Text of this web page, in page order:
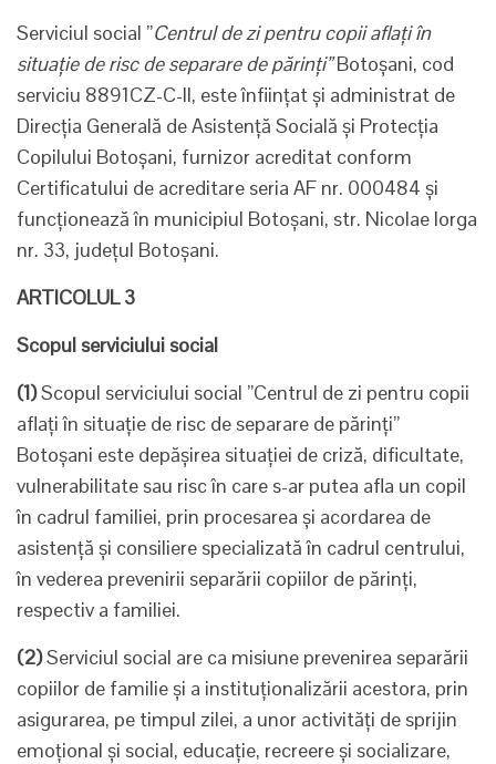
Serviciul social ”Centrul de zi pentru copii aflați în
situație de risc de separare de părinți”Botoșani, cod
serviciu 8891CZ-C-II, este înființat și administrat de
Direcţia Generală de Asistenţă Socială şi Protecţia
Copilului Botoşani, furnizor acreditat conform
Certificatului de acreditare seria AF nr. 000484 și
funcționează în municipiul Botoșani, str. Nicolae Iorga
nr. 33, județul Botoșani.
ARTICOLUL 3
Scopul serviciului social
(1)Scopul serviciului social ”Centrul de zi pentru copii
aflați în situație de risc de separare de părinți”
Botoșani este depășirea situației de criză, dificultate,
vulnerabilitate sau risc în care s-ar putea afla un copil
în cadrul familiei, prin procesarea și acordarea de
asistență și consiliere specializată în cadrul centrului,
în vederea prevenirii separării copiilor de părinți,
respectiv a familiei.
(2)Serviciul social are ca misiune prevenirea separării
copiilor de familie şi a instituţionalizării acestora, prin
asigurarea, pe timpul zilei, a unor activități de sprijin
emoțional și social, educație, recreere și socializare,